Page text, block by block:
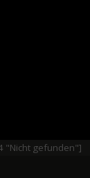
"Nicht gefunden"]